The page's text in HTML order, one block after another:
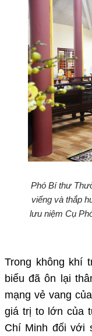
Phó Bí thư
viếng và thắp
lưu niệm Cụ
Trong không khí
biểu đã ôn lại
mạng vẻ vang
giá trị to lớn của
Chí Minh đối với